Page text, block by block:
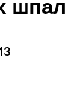
шпал